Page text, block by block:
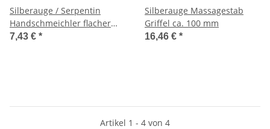
Silberauge / Serpentin
Handschmeichler flacher
7,43 € *
Silberauge Massagestab
Griffel ca. 100 mm
16,46 € *
Artikel 1 - 4 von 4